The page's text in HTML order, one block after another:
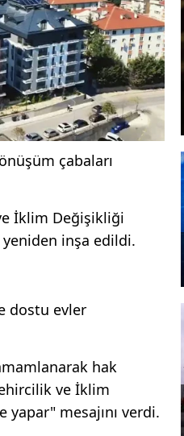
çabaları
İklim Değişikliği
yeniden inşa edildi.
dostu evler
hak
ve İklim
yapar" mesajını verdi.